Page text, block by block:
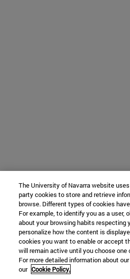
The University of Navarra website
party cookies to store and retrieve
browse. Different types of cookies
For example, to identify you as a user,
about your browsing habits respecting
personalize how the content is
cookies you want to enable or accept
will remain active until you choose
For more detailed information about
our Cookie Policy.